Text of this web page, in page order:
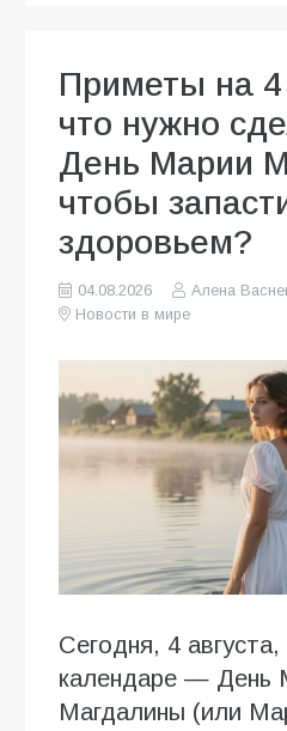
Приметы на 4
что нужно
День Марии
чтобы
здоровьем?
04.08.2026
Алена
Новости в мире
Сегодня, 4
календаре — День
Магдалины (или